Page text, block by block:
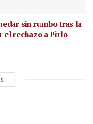
sin rumbo tras la
el rechazo a Pirlo